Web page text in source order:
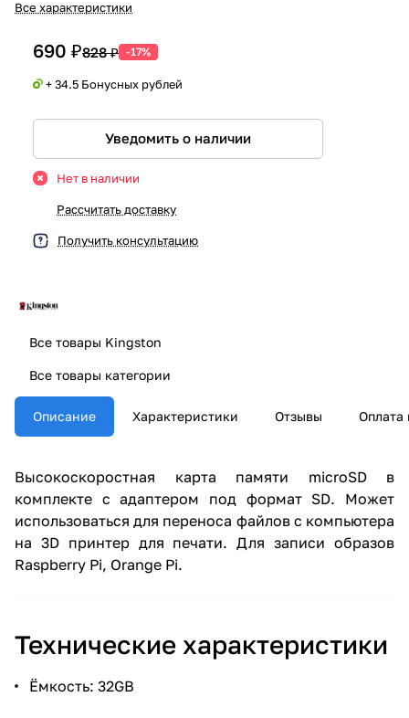
Все характеристики
690 ₽828 ₽ -17%
+ 34.5 Бонусных рублей
Уведомить о наличии
Нет в наличии
Рассчитать доставку
Получить консультацию
Все товары Kingston
Все товары категории
Описание Характеристики Отзывы Оплата
Высокоскоростная карта памяти microSD в
комплекте с адаптером под формат SD. Может
использоваться для переноса файлов с компьютера
на 3D принтер для печати. Для записи образов
Raspberry Pi, Orange Pi.
Технические характеристики
Ёмкость: 32GB